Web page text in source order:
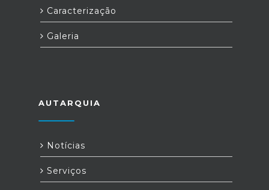
Caracterização
Galeria
AUTARQUIA
Notícias
Serviços